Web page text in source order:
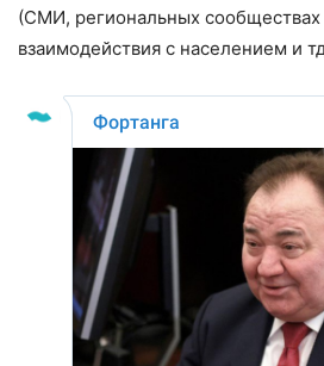
(СМИ, региональных сообществах
взаимодействия с населением и